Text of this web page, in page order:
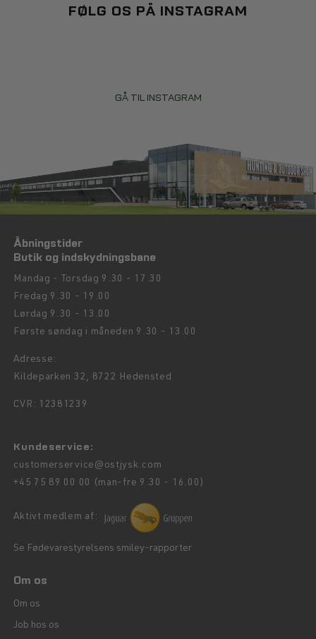
FØLG OS PÅ INSTAGRAM
GÅ TIL INSTAGRAM
Åbningstider
Butik og indskydningsbane
Mandag - Torsdag 9.30 - 17.30
Fredag 9.30 - 19.00
Lørdag 9.30 - 13.00
Første søndag i måneden 9.30 - 13.00
Adresse:
Kildeparken 32, 8722 Hedensted
CVR: 12381239
Kundeservice:
customerservice@ostjysk.com
+45 75 89 00 00 (man-fre 9.30 - 16.00)
Aktivt medlem af:
Se Fødevarestyrelsens smiley-rapporter
Om os
Om os
Job hos os